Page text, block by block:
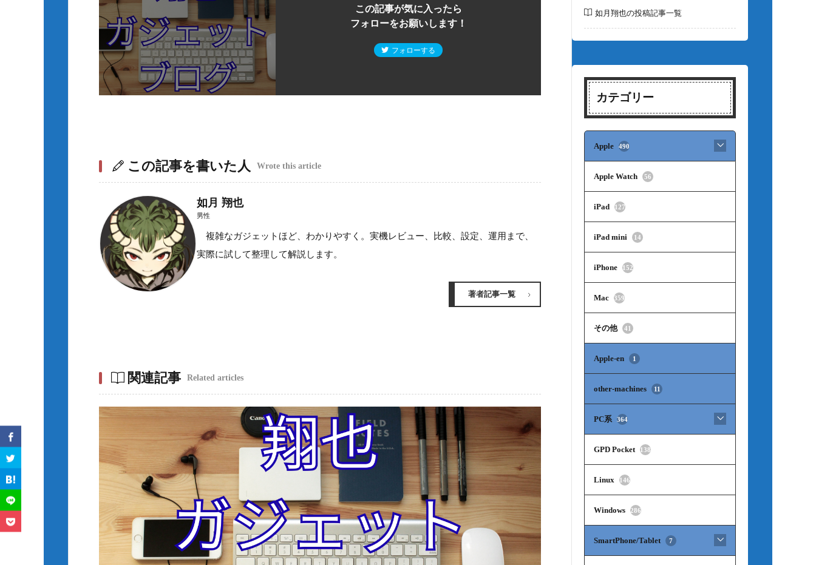
この記事が気に入ったら
フォローをお願いします！
フォローする
この記事を書いた人 Wrote this article
如月 翔也
男性
複雑なガジェットほど、わかりやすく。実機レビュー、比較、設定、運用まで、
実際に試して整理して解説します。
著者記事一覧
関連記事 Related articles
如月翔也の投稿記事一覧
カテゴリー
Apple 490
Apple Watch 56
iPad 127
iPad mini 14
iPhone 152
Mac 359
その他 41
Apple-en 1
other-machines 11
PC系 364
GPD Pocket 138
Linux 146
Windows 286
SmartPhone/Tablet 7